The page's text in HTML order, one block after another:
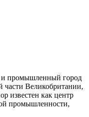
и промышленный город
части Великобритании,
известен как центр
промышленности,